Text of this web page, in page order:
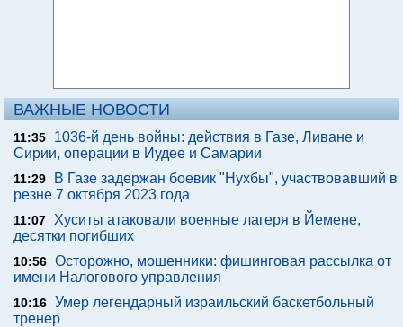
ВАЖНЫЕ НОВОСТИ
11:35
1036-й день войны: действия в Газе, Ливане и
Сирии, операции в Иудее и Самарии
11:29
В Газе задержан боевик "Нухбы", участвовавший в
резне 7 октября 2023 года
11:07
Хуситы атаковали военные лагеря в Йемене,
десятки погибших
10:56 Осторожно, мошенники: фишинговая рассылка от
имени Налогового управления
10:16 Умер легендарный израильский баскетбольный
тренер